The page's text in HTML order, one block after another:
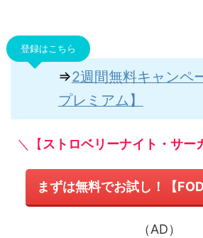
登録はこちら
⇒2週間無料キャンペ
プレミアム】
＼【 ストロベリーナイト・サー
まずは無料でお試し！【
（AD）